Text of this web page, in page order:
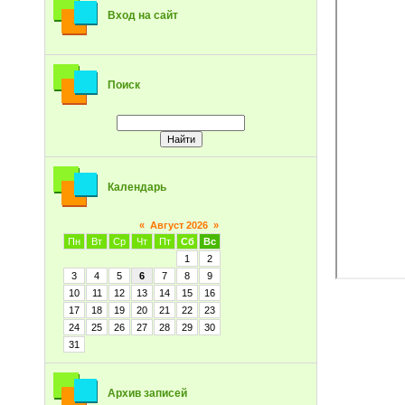
Вход на сайт
Поиск
Календарь
« Август 2026 »
Пн
Вт Ср Чт Пт Сб
Вс
1
2
3
4 5 6 7 8
9
10
11 12 13 14 15
16
17
18 19 20 21 22
23
24
25 26 27 28 29
30
31
Архив записей